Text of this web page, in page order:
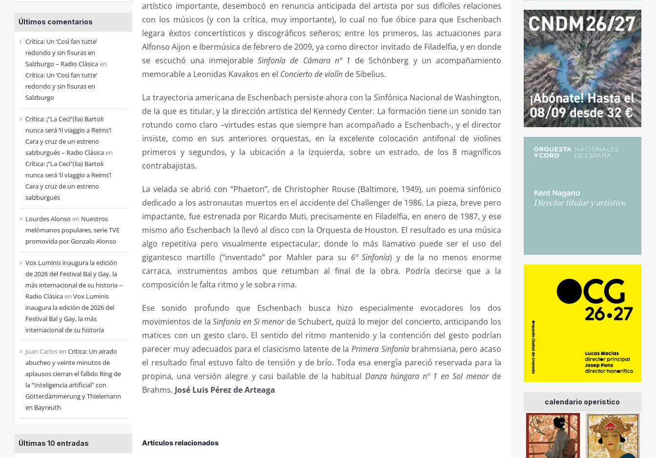
entradas
de
cada
mes
Últimos comentarios
Crítica: Un ‘Così fan tutte’
redondo y sin fisuras en
Salzburgo – Radio Clásicaen
Crítica: Un ‘Così fan tutte’
redondo y sin fisuras en
Salzburgo
Crítica: ¡“La Ceci”(lia) Bartoli
nunca será ‘Il viaggio a Reims’!
Cara y cruz de un estreno
salzburgués – Radio Clásicaen
Crítica: ¡“La Ceci”(lia) Bartoli
nunca será ‘Il viaggio a Reims’!
Cara y cruz de un estreno
salzburgués
Lourdes Alonso en Nuestros
melómanos populares, serie TVE
promovida por Gonzalo Alonso
Vox Luminis inaugura la edición
de 2026 del Festival Bal y Gay, la
más internacional de su historia –
Radio Clásicaen Vox Luminis
inaugura la edición de 2026 del
Festival Bal y Gay, la más
internacional de su historia
Juan Carlosen Critica: Un airado
abucheo y veinte minutos de
aplausos cierran el fallido Ring de
la “Inteligencia artificial” con
Götterdämmerung y Thielemann
en Bayreuth
Últimas 10 entradas
artístico importante, desembocó en renuncia anticipada del artista por sus difíciles relaciones
con los músicos (y con la crítica, muy importante), lo cual no fue óbice para que Eschenbach
legara éxitos concertísticos y discográficos señeros; entre los primeros, las actuaciones para
Alfonso Aijon e Ibermúsica de febrero de 2009, ya como director invitado de Filadelfia, y en donde
se escuchó una inmejorableSinfonía de Cámara nº 1 de Schönberg y un acompañamiento
memorable a Leonidas Kavakos en el Concierto de violín de Sibelius.
La trayectoria americana de Eschenbach persiste ahora con la Sinfónica Nacional de Washington,
de la que es titular, y la dirección artística del Kennedy Center. La formación tiene un sonido tan
rotundo como claro –virtudes estas que siempre han acompañado a Eschenbach-, y el director
insiste, como en sus anteriores orquestas, en la excelente colocación antifonal de violines
primeros y segundos, y la ubicación a la izquierda, sobre un estrado, de los 8 magníficos
contrabajistas.
La velada se abrió con “Phaeton”, de Christopher Rouse (Baltimore, 1949), un poema sinfónico
dedicado a los astronautas muertos en el accidente del Challenger de 1986. La pieza, breve pero
impactante, fue estrenada por Ricardo Muti, precisamente en Filadelfia, en enero de 1987, y ese
mismo año Eschenbach la llevó al disco con la Orquesta de Houston. El resultado es una música
algo repetitiva pero visualmente espectacular, donde lo más llamativo puede ser el uso del
gigantesco martillo (“inventado” por Mahler para su 6ª Sinfonía) y de la no menos enorme
carraca, instrumentos ambos que retumban al final de la obra. Podría decirse que a la
composición le falta ritmo y le sobra rima.
Ese sonido profundo que Eschenbach busca hizo especialmente evocadores los dos
movimientos de laSinfonía en Si menorde Schubert, quizá lo mejor del concierto, anticipando los
matices con un gesto claro. El sentido del ritmo mantenido y la contención del gesto podrían
parecer muy adecuados para el clasicismo latente de laPrimera Sinfoníabrahmsiana, pero acaso
el resultado final estuvo falto de tensión y de brío. Toda esa energía pareció reservada para la
propina, una versión alegre y casi bailable de la habitual Danza húngara nº 1 en Sol menorde
Brahms. José Luis Pérez de Arteaga
Artículos relacionados
calendario operístico